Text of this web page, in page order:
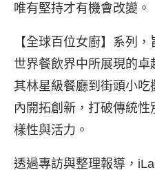
唯有堅持才有機會改變。
【全球百位女廚】系列
世界餐飲界中所展現的
其林星級餐廳到街頭小
內開拓創新，打破傳統
樣性與活力。
透過專訪與整理報導，